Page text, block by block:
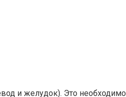
и желудок). Это